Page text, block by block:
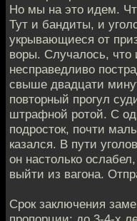
Но мы на это идем.
Тут и бандиты, и
укрывающиеся от
воры. Случалось,
несправедливо
свыше двадцати
повторный прогул
штрафной ротой. С
подросток, почти
казался. В пути
он настолько
выйти из вагона.
Срок заключения